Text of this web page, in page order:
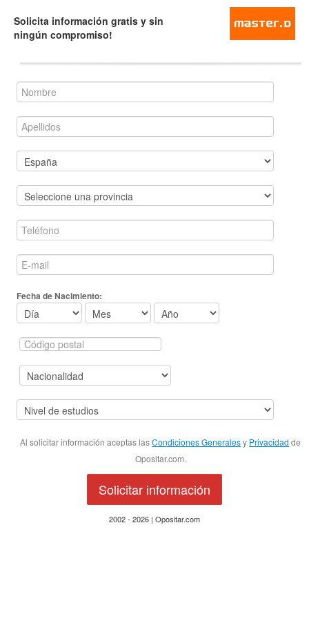
Solicita información gratis y sin
ningún compromiso!
Fecha de Nacimiento:
Al solicitar información aceptas lasCondiciones Generalesy Privacidad de
Opositar.com.
Solicitar información
2002 - 2026 | Opositar.com